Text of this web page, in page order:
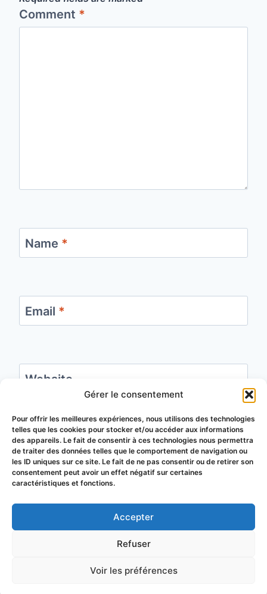
Gérer le consentement
Pour offrir les meilleures expériences, nous utilisons des technologies
telles que les cookies pour stocker et/ou accéder aux informations
des appareils. Le fait de consentir à ces technologies nous permettra
de traiter des données telles que le comportement de navigation ou
les ID uniques sur ce site. Le fait de ne pas consentir ou de retirer son
consentement peut avoir un effet négatif sur certaines
caractéristiques et fonctions.
Accepter
Refuser
Voir les préférences
Comment *
Name *
Email *
Website
Save my name, email, and website in this
browser for the next time I comment.
© 2026 Groupement de Défense